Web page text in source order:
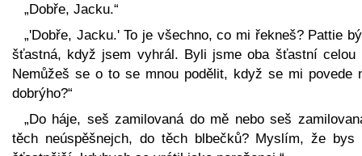
„Dobře, Jacku.“
„'Dobře, Jacku.' To je všechno, co mi řekneš? Pattie
šťastná, když jsem vyhrál. Byli jsme oba šťastní celou
Nemůžeš se o to se mnou podělit, když se mi povede
dobrýho?“
„Do háje, seš zamilovaná do mě nebo seš
těch neúspěšnejch, do těch blbečků? Myslím, že bys